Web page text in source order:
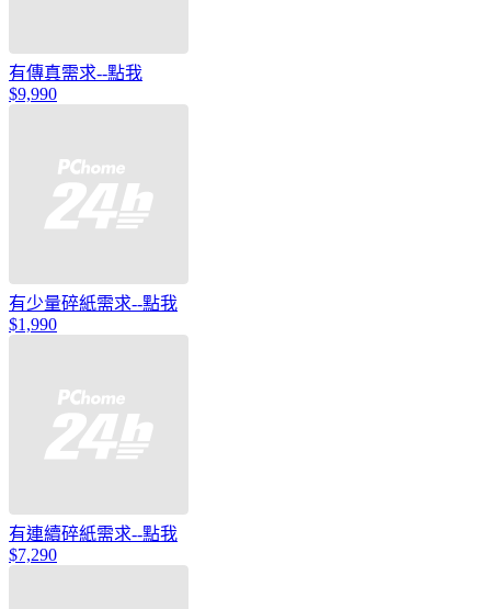
有傳真需求--點我
$9,990
有少量碎紙需求--點我
$1,990
有連續碎紙需求--點我
$7,290